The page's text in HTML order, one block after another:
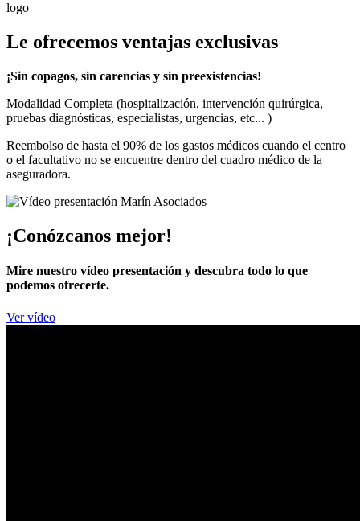
logo
Le ofrecemos ventajas exclusivas
¡Sin copagos, sin carencias y sin preexistencias!
Modalidad Completa (hospitalización, intervención quirúrgica,
pruebas diagnósticas, especialistas, urgencias, etc... )
Reembolso de hasta el 90% de los gastos médicos cuando el centro
o el facultativo no se encuentre dentro del cuadro médico de la
aseguradora.
¡Conózcanos mejor!
Mire nuestro vídeo presentación y descubra todo lo que
podemos ofrecerte.
Ver vídeo